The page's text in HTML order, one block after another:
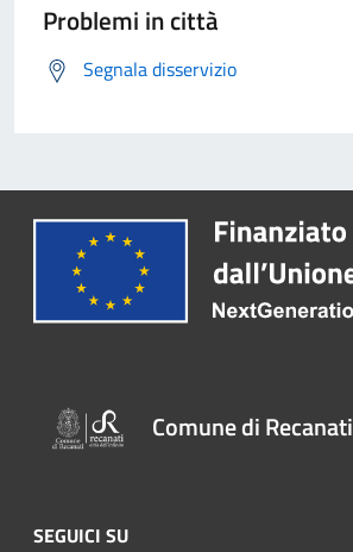
Problemi in città
Segnala disservizio
Comune di Recanati
SEGUICI SU